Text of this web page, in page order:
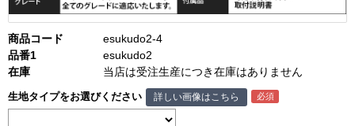
商品コード
esukudo2-4
品番1
esukudo2
在庫
当店は受注生産につき在庫はありません
生地タイプをお選びください 詳しい画像はこちら